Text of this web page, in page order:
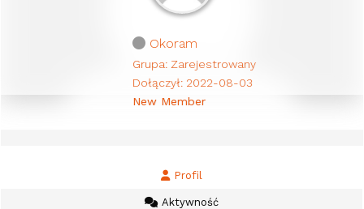
Okoram
Grupa: Zarejestrowany
Dołączył: 2022-08-03
New Member
Profil
Aktywność